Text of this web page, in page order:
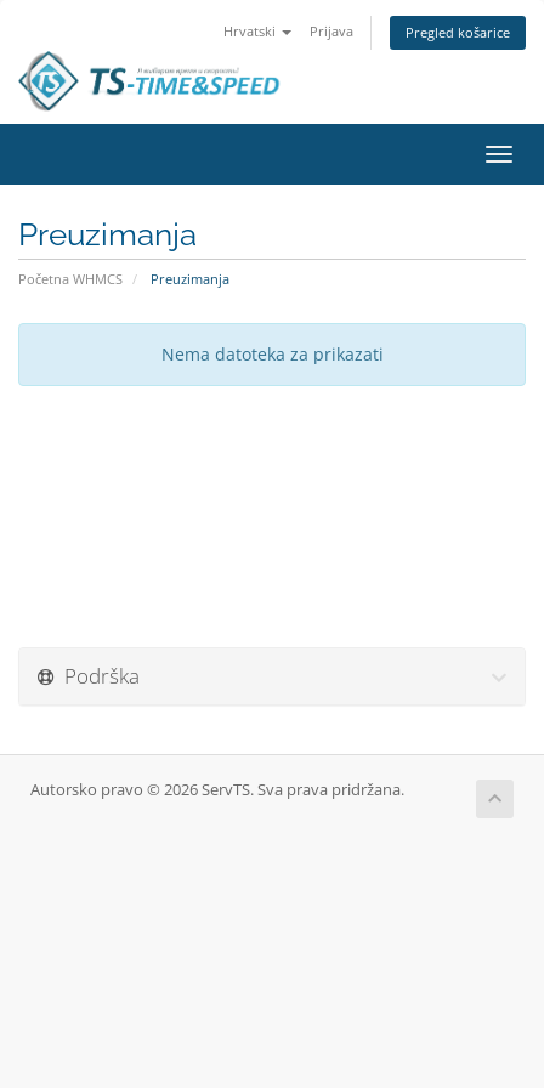
Hrvatski Prijava Pregled košarice
Preuzimanja
Početna WHMCS Preuzimanja
Nema datoteka za prikazati
Podrška
Autorsko pravo © 2026 ServTS. Sva prava pridržana.